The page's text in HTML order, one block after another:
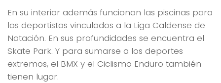
En su interior además funcionan las piscinas para
los deportistas vinculados a la Liga Caldense de
Natación. En sus profundidades se encuentra el
Skate Park. Y para sumarse a los deportes
extremos, el BMX y el Ciclismo Enduro también
tienen lugar.